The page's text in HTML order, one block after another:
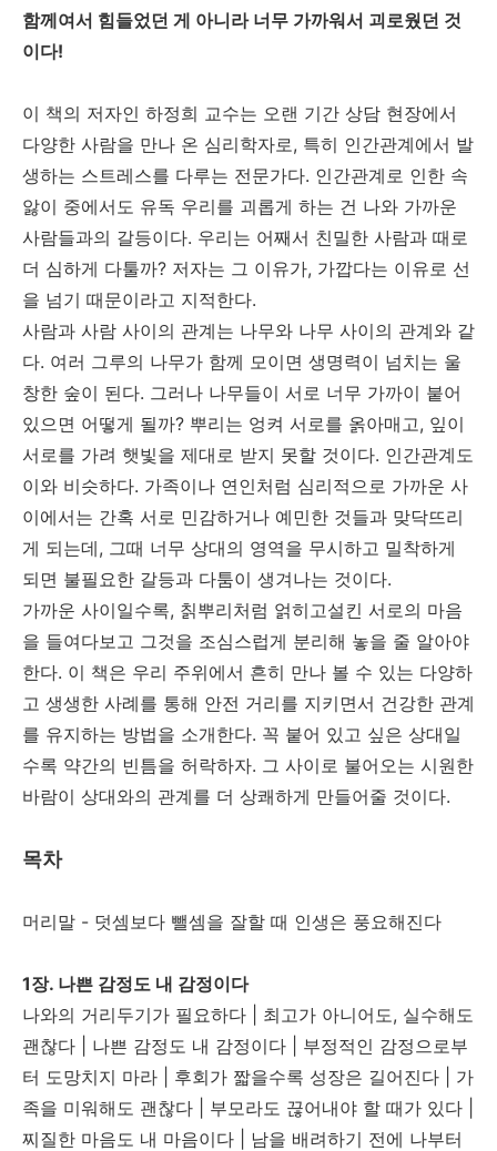
함께여서 힘들었던 게 아니라 너무 가까워서 괴로웠던 것
이다!
이 책의 저자인 하정희 교수는 오랜 기간 상담 현장에서
다양한 사람을 만나 온 심리학자로, 특히 인간관계에서 발
생하는 스트레스를 다루는 전문가다. 인간관계로 인한 속
앓이 중에서도 유독 우리를 괴롭게 하는 건 나와 가까운
사람들과의 갈등이다. 우리는 어째서 친밀한 사람과 때로
더 심하게 다툴까? 저자는 그 이유가, 가깝다는 이유로 선
을 넘기 때문이라고 지적한다.
사람과 사람 사이의 관계는 나무와 나무 사이의 관계와 같
다. 여러 그루의 나무가 함께 모이면 생명력이 넘치는 울
창한 숲이 된다. 그러나 나무들이 서로 너무 가까이 붙어
있으면 어떻게 될까? 뿌리는 엉켜 서로를 옭아매고, 잎이
서로를 가려 햇빛을 제대로 받지 못할 것이다. 인간관계도
이와 비슷하다. 가족이나 연인처럼 심리적으로 가까운 사
이에서는 간혹 서로 민감하거나 예민한 것들과 맞닥뜨리
게 되는데, 그때 너무 상대의 영역을 무시하고 밀착하게
되면 불필요한 갈등과 다툼이 생겨나는 것이다.
가까운 사이일수록, 칡뿌리처럼 얽히고설킨 서로의 마음
을 들여다보고 그것을 조심스럽게 분리해 놓을 줄 알아야
한다. 이 책은 우리 주위에서 흔히 만나 볼 수 있는 다양하
고 생생한 사례를 통해 안전 거리를 지키면서 건강한 관계
를 유지하는 방법을 소개한다. 꼭 붙어 있고 싶은 상대일
수록 약간의 빈틈을 허락하자. 그 사이로 불어오는 시원한
바람이 상대와의 관계를 더 상쾌하게 만들어줄 것이다.
목차
머리말 - 덧셈보다 뺄셈을 잘할 때 인생은 풍요해진다
1장. 나쁜 감정도 내 감정이다
나와의 거리두기가 필요하다 | 최고가 아니어도, 실수해도
괜찮다 | 나쁜 감정도 내 감정이다 | 부정적인 감정으로부
터 도망치지 마라 | 후회가 짧을수록 성장은 길어진다 | 가
족을 미워해도 괜찮다 | 부모라도 끊어내야 할 때가 있다 |
찌질한 마음도 내 마음이다 | 남을 배려하기 전에 나부터